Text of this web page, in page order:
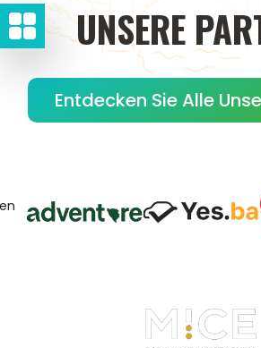
UNSERE
Entdecken Sie Alle